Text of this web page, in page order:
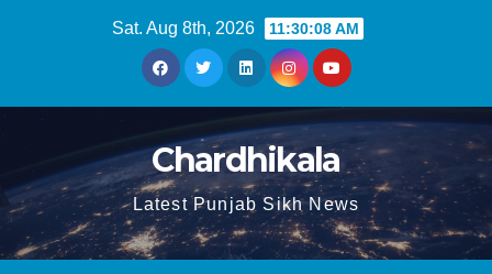
Sat. Aug 8th, 2026 11:30:08 AM
Chardhikala
Latest Punjab Sikh News